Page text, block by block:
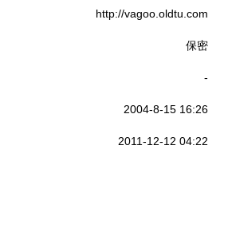
http://vagoo.oldtu.com
保密
-
2004-8-15 16:26
2011-12-12 04:22